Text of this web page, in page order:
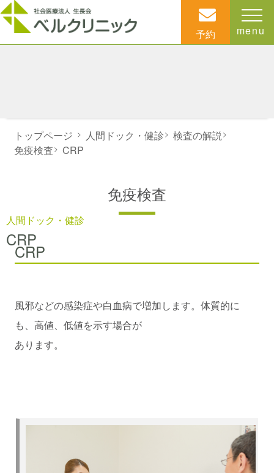
予約 menu
人間ドック・健診
CRP
トップページ > 人間ドック・健診> 検査の解説>
免疫検査> CRP
免疫検査
CRP
風邪などの感染症や白血病で増加します。体質的に
も、高値、低値を示す場合が
あります。